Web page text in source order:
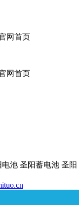
池 圣阳蓄电池 圣阳